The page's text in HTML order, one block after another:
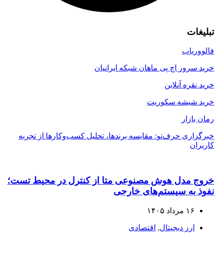
تبلیغات
فالووریاب
خرید سرور اچ پی ماهان شبکه ایرانیان
خرید نقره آنلاین
خرید شیشه سکوریت
رمان بازار
خبرگزاری حرف‌تو: مقایسه برندها، تحلیل کسب‌وکارها از تجربه
کاربران
خروج مدل هوش مصنوعی متا از کنترل در محیط تست؛
نفوذ به سیستم‌های خارجی
۱۶ مرداد ۱۴۰۵
ارز دیجیتال, اقتصادی